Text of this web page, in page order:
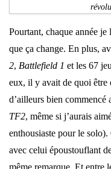
Pourtant, chaque année je
que ça change. En plus,
2, Battlefield 1 et les 67
eux, il y avait de quoi être
d’ailleurs bien
TF2, même si j’aurais
enthousiaste pour le
avec celui époustouflant